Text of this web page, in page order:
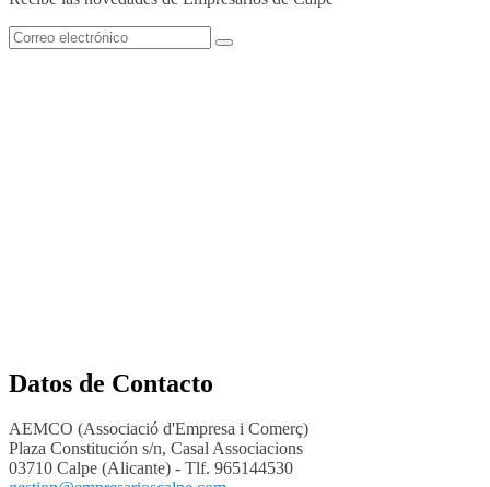
Datos de Contacto
AEMCO (Associació d'Empresa i Comerç)
Plaza Constitución s/n, Casal Associacions
03710 Calpe (Alicante) - Tlf. 965144530